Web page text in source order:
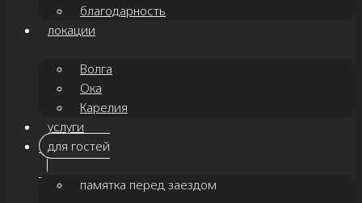
благодарность
локации
Волга
Ока
Карелия
услуги
для гостей
памятка перед заездом